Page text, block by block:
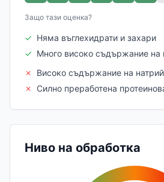
Защо тази оценка?
✓ Няма въглехидрати и захари
✓ Много високо съдържание на
✗
Високо съдържание на натрий
✗
Силно преработена
Ниво на обработка